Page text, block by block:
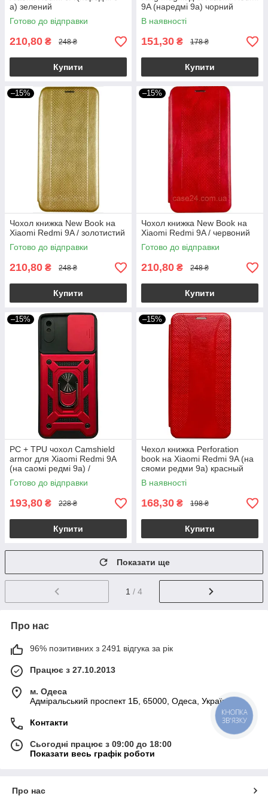
а) зелений
Готово до відправки
210,80 ₴ 248 ₴
Купити
9A (наредмі 9а) чорний
В наявності
151,30 ₴ 178 ₴
Купити
–15%
Чохол книжка New Book на
Xiaomi Redmi 9A / золотистий
Готово до відправки
210,80 ₴ 248 ₴
Купити
–15%
Чохол книжка New Book на
Xiaomi Redmi 9A / червоний
Готово до відправки
210,80 ₴ 248 ₴
Купити
–15%
PC + TPU чохол Camshield
armor для Xiaomi Redmi 9A
(на саомі редмі 9а) /
червоний
Готово до відправки
193,80 ₴ 228 ₴
Купити
–15%
Чехол книжка Perforation
book на Xiaomi Redmi 9A (на
сяоми редми 9а) красный
В наявності
168,30 ₴ 198 ₴
Купити
Показати ще
1 / 4
Про нас
96% позитивних з 2491 відгука за рік
Працює з 27.10.2013
м. Одеса
Адміральський проспект 1Б, 65000, Одеса, Україна
Контакти
Сьогодні працює з 09:00 до 18:00
Показати весь графік роботи
Про нас
КНОПКА
ЗВ'ЯЗКУ